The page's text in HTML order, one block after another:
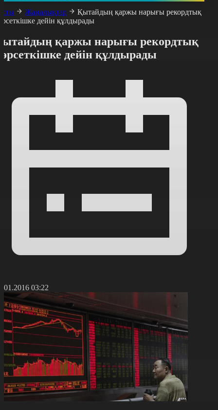
Жаңалықтар
Қытайдың қаржы нарығы рекордтық
дейін құлдырады
қаржы нарығы рекордтық
дейін құлдырады
03:22